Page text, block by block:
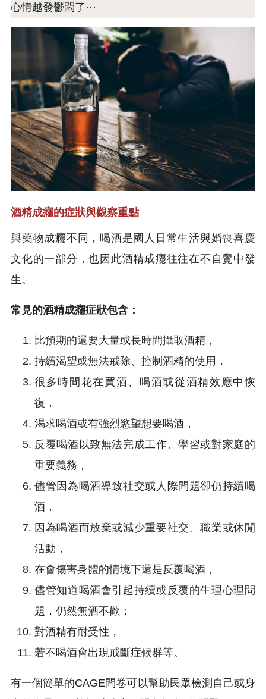
心情越發鬱悶了⋯
酒精成癮的症狀與觀察重點
與藥物成癮不同，喝酒是國人日常生活與婚喪喜慶
文化的一部分，也因此酒精成癮往往在不自覺中發
生。
常見的酒精成癮症狀包含：
比預期的還要大量或長時間攝取酒精，
持續渴望或無法戒除、控制酒精的使用，
很多時間花在買酒、喝酒或從酒精效應中恢
復，
渴求喝酒或有強烈慾望想要喝酒，
反覆喝酒以致無法完成工作、學習或對家庭的
重要義務，
儘管因為喝酒導致社交或人際問題卻仍持續喝
酒，
因為喝酒而放棄或減少重要社交、職業或休閒
活動，
在會傷害身體的情境下還是反覆喝酒，
儘管知道喝酒會引起持續或反覆的生理心理問
題，仍然無酒不歡；
對酒精有耐受性，
若不喝酒會出現戒斷症候群等。
有一個簡單的CAGE問卷可以幫助民眾檢測自己或身